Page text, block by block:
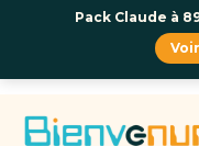
Pack Claude à